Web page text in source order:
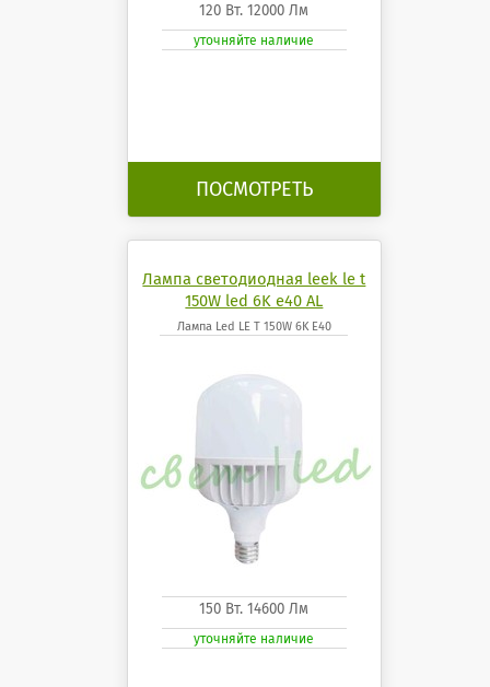
120 Вт. 12000 Лм
уточняйте наличие
ПОСМОТРЕТЬ
Лампа светодиодная leek le t
150W led 6K e40 AL
Лампа Led LE T 150W 6K E40
150 Вт. 14600 Лм
уточняйте наличие